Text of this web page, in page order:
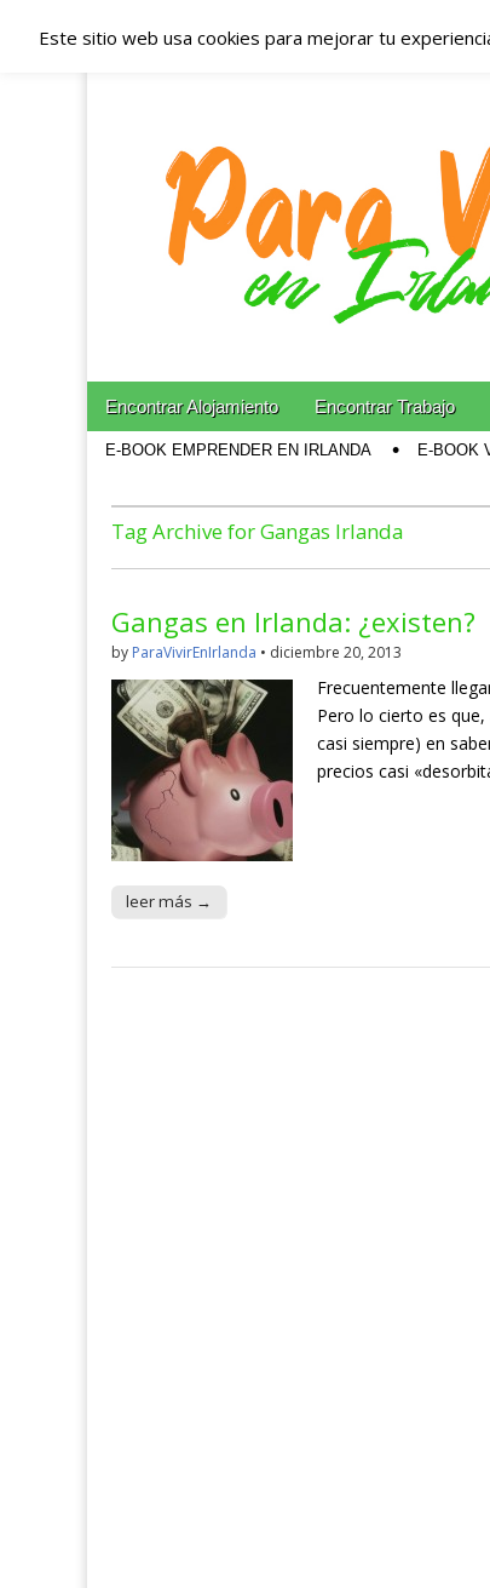
Españoles
Irlanda –
Blog dedicado a los que viven, estudian y
Main menu
Skip to content
Encontrar Alojamiento Encontrar Trabajo
E-BOOK EMPRENDER EN IRLANDA E-BOOK
Tag Archive for Gangas Irlanda
Gangas en Irlanda: ¿existen?
by ParaVivirEnIrlanda • diciembre 20, 2013
Frecuentemente
Pero lo cierto es
casi siempre) en
precios casi
leer más →
Este sitio web usa cookies para mejorar tu